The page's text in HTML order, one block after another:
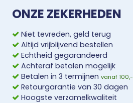
ONZE ZEKERHEDEN
Niet tevreden, geld terug
Altijd vrijblijvend bestellen
Echtheid gegarandeerd
Achteraf betalen mogelijk
Betalen in 3 termijnen vanaf 100,-
Retourgarantie van 30 dagen
Hoogste verzamelkwaliteit